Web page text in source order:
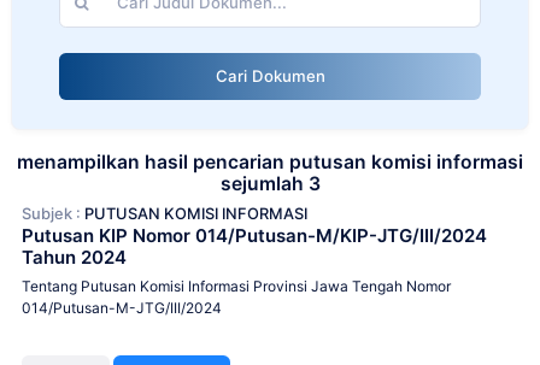
Cari Dokumen
menampilkan hasil pencarian putusan komisi informasi
sejumlah 3
Subjek : PUTUSAN KOMISI INFORMASI
Putusan KIP Nomor 014/Putusan-M/KIP-JTG/III/2024
Tahun 2024
Tentang Putusan Komisi Informasi Provinsi Jawa Tengah Nomor
014/Putusan-M-JTG/III/2024